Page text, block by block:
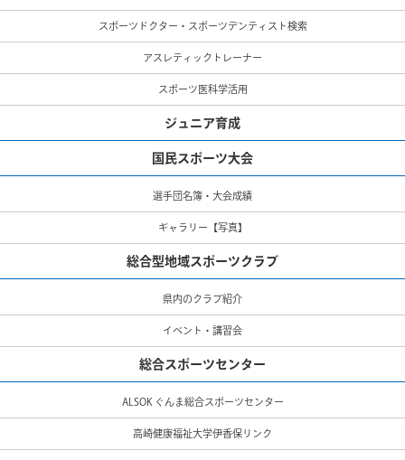
スポーツドクター・スポーツデンティスト検索
アスレティックトレーナー
スポーツ医科学活用
ジュニア育成
国民スポーツ大会
選手団名簿・大会成績
ギャラリー【写真】
総合型地域スポーツクラブ
県内のクラブ紹介
イベント・講習会
総合スポーツセンター
ALSOK ぐんま総合スポーツセンター
高崎健康福祉大学伊香保リンク